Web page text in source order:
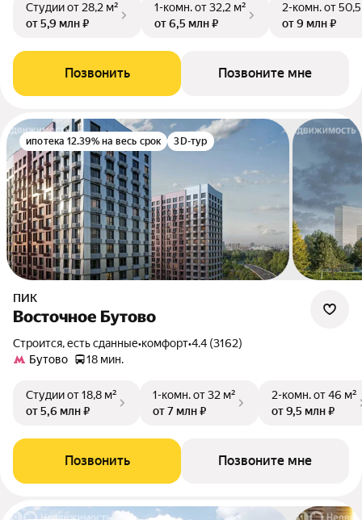
Студииот 28,2 м²
от 5,9 млн ₽
1-комн.от 32,2 м²
от 6,5 млн ₽
2-комн.от
от 9 млн ₽
Позвонить Позвоните мне
ипотека 12.39% на весь срок 3D-тур
ПИК
Восточное Бутово
Строится, есть сданные•комфорт•4.4 (3162)
Бутово
18 мин.
Студииот 18,8 м²
от 5,6 млн ₽
1-комн.от 32 м²
от 7 млн ₽
2-комн.от 46 м²
от 9,5 млн ₽
Позвонить Позвоните мне